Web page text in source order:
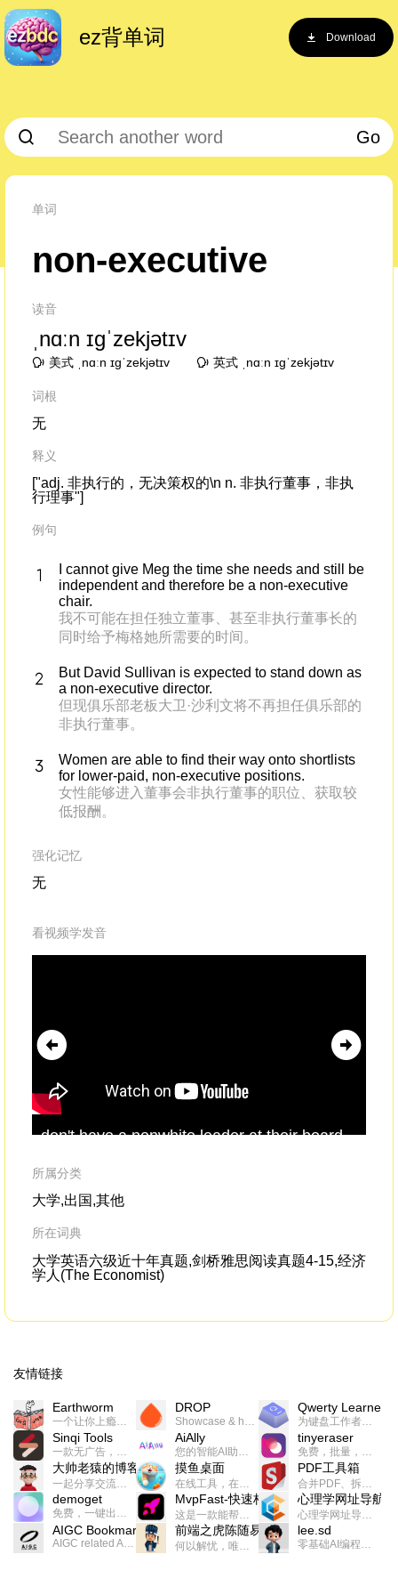
ez背单词 Download
Go
单词
non-executive
读音
ˌnɑːn ɪɡˈzekjətɪv
美式 ˌnɑːn ɪɡˈzekjətɪv 英式 ˌnɑːn ɪɡˈzekjətɪv
词根
无
释义
["adj. 非执行的，无决策权的\n n. 非执行董事，非执
行理事"]
例句
I cannot give Meg the time she needs and still be
independent and therefore be a non-executive
chair.
我不可能在担任独立董事、甚至非执行董事长的
同时给予梅格她所需要的时间。
But David Sullivan is expected to stand down as
a non-executive director.
但现俱乐部老板大卫·沙利文将不再担任俱乐部的
非执行董事。
Women are able to find their way onto shortlists
for lower-paid, non-executive positions.
女性能够进入董事会非执行董事的职位、获取较
低报酬。
强化记忆
无
看视频学发音
don't have a nonwhite leader at their board
of every three don't have an executive
所属分类
大学,出国,其他
所在词典
大学英语六级近十年真题,剑桥雅思阅读真题4-15,经济
学人(The Economist)
友情链接
Earthworm DROP Qwerty Learner
为键盘工作者设计的单词与肌肉记忆锻炼软件
Sinqi Tools AiAlly tinyeraser
大帅老猿的博客 摸鱼桌面 PDF工具箱
合并PDF、拆分PDF、旋转PDF、裁剪PDF、转换PDF、加密PDF、解密PDF、PDF加水印等多种PDF处理功能
demoget MvpFast-快速构建网站应用
这是一款能帮助你快速构建个人网站的应用，使用最新的前端技术栈，集成登录、鉴权、手机、邮箱、数据库、博客、文章、支付等等网站所需要的功能，你只需要花几个小时开发你的核心功能就可以上线，一次购买，永久拥有
心理学网址导航
AIGC Bookmarks 前端之虎陈随易 lee.sd